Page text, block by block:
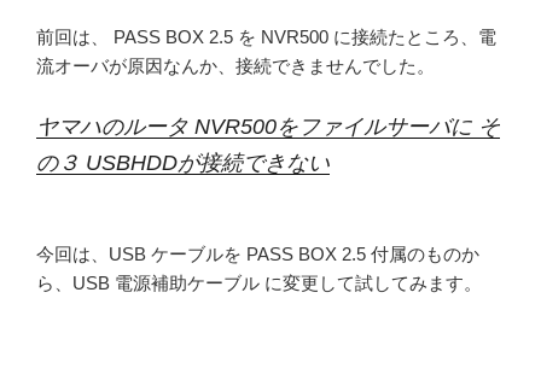
前回は、 PASS BOX 2.5 を NVR500 に接続たところ、電
流オーバが原因なんか、接続できませんでした。
ヤマハのルータ NVR500をファイルサーバに そ
の３ USBHDDが接続できない
今回は、USB ケーブルを PASS BOX 2.5 付属のものか
ら、USB 電源補助ケーブル に変更して試してみます。